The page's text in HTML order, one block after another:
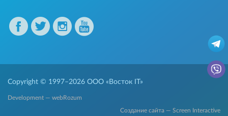
Copyright © 1997–2026 ООО «Восток IT»
Development — webRozum
Создание сайта — Screen Interactive